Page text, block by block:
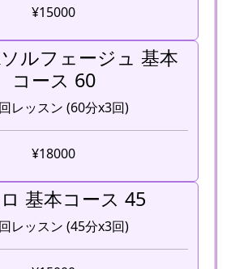
¥15000
ルフェージュ 基本
コース 60
レッスン (60分x3回)
¥18000
基本コース 45
レッスン (45分x3回)